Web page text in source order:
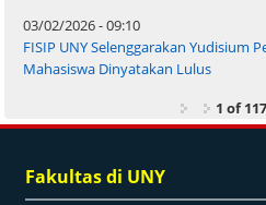
03/02/2026 - 09:10
FISIP UNY Selenggarakan Yudisium
Mahasiswa Dinyatakan Lulus
1 of 117
Fakultas di UNY